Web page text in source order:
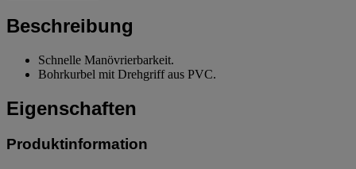
Beschreibung
Schnelle Manövrierbarkeit.
Bohrkurbel mit Drehgriff aus PVC.
Eigenschaften
Produktinformation